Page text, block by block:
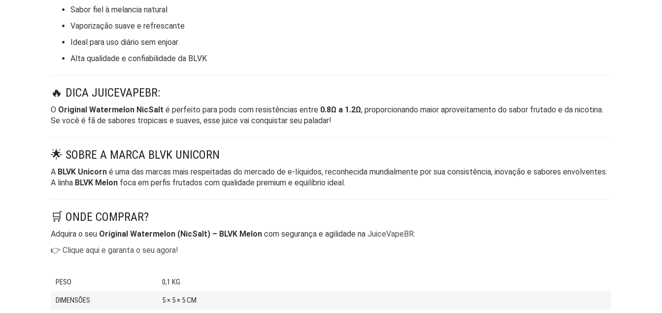
Sabor fiel à melancia natural
Vaporização suave e refrescante
Ideal para uso diário sem enjoar
Alta qualidade e confiabilidade da BLVK
🔥 DICA JUICEVAPEBR:
O Original Watermelon NicSalt é perfeito para pods com resistências entre 0.8Ω a 1.2Ω, proporcionando maior aproveitamento do sabor frutado e da nicotina.
Se você é fã de sabores tropicais e suaves, esse juice vai conquistar seu paladar!
🌟 SOBRE A MARCA BLVK UNICORN
A BLVK Unicorn é uma das marcas mais respeitadas do mercado de e-líquidos, reconhecida mundialmente por sua consistência, inovação e sabores envolventes.
A linha BLVK Melon foca em perfis frutados com qualidade premium e equilíbrio ideal.
🛒 ONDE COMPRAR?
Adquira o seu Original Watermelon (NicSalt) – BLVK Melon com segurança e agilidade na JuiceVapeBR:
👉 Clique aqui e garanta o seu agora!
PESO 0,1 KG
DIMENSÕES 5 × 5 × 5 CM